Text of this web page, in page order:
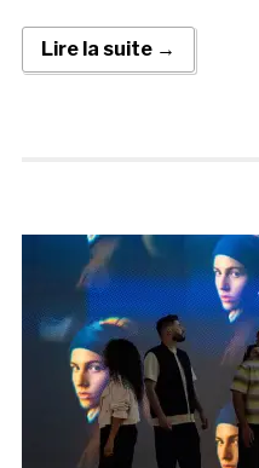
Lire la suite →